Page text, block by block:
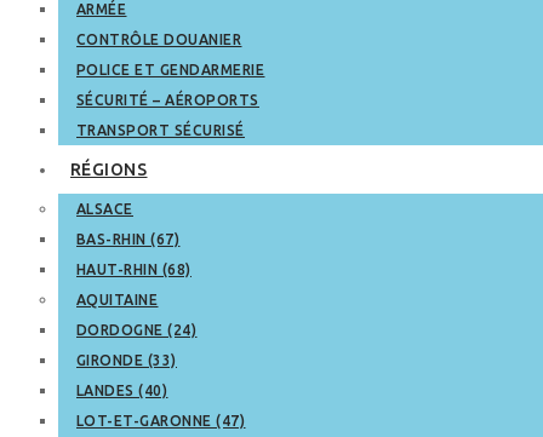
ARMÉE
CONTRÔLE DOUANIER
POLICE ET GENDARMERIE
SÉCURITÉ – AÉROPORTS
TRANSPORT SÉCURISÉ
RÉGIONS
ALSACE
BAS-RHIN (67)
HAUT-RHIN (68)
AQUITAINE
DORDOGNE (24)
GIRONDE (33)
LANDES (40)
LOT-ET-GARONNE (47)